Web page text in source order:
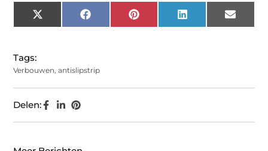
X
(Twitter)
Facebook Pinterest LinkedIn Email
Tags:
Verbouwen,antislipstrip
Delen: